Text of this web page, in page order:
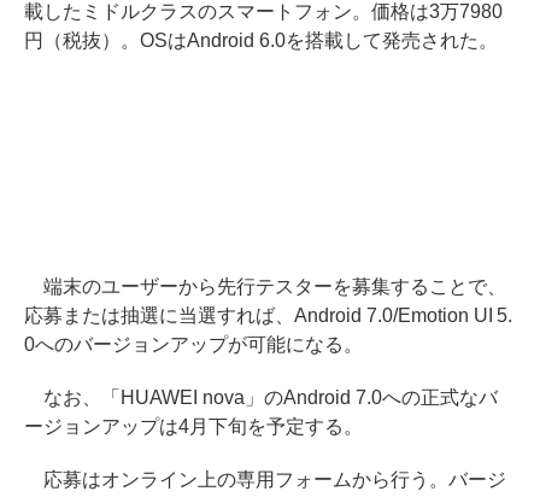
載したミドルクラスのスマートフォン。価格は3万7980
円（税抜）。OSはAndroid 6.0を搭載して発売された。
端末のユーザーから先行テスターを募集することで、
応募または抽選に当選すれば、Android 7.0/Emotion UI 5.
0へのバージョンアップが可能になる。
なお、「HUAWEI nova」のAndroid 7.0への正式なバ
ージョンアップは4月下旬を予定する。
応募はオンライン上の専用フォームから行う。バージ